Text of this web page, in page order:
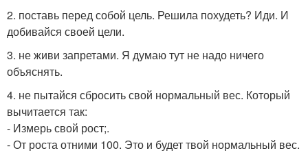
2. поставь перед собой цель. Решила похудеть? Иди. И
добивайся своей цели.
3. не живи запретами. Я думаю тут не надо ничего
объяснять.
4. не пытайся сбросить свой нормальный вес. Который
вычитается так:
- Измерь свой рост;.
- От роста отними 100. Это и будет твой нормальный вес.